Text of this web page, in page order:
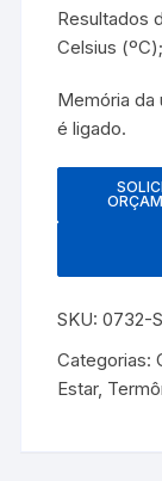
Resultados
Celsius (ºC);
Memória da
é ligado.
SKU:0732-
Categorias:
Estar,